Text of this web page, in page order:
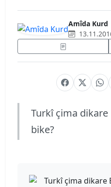
Amîda Kurd
Turkî çima
bike?